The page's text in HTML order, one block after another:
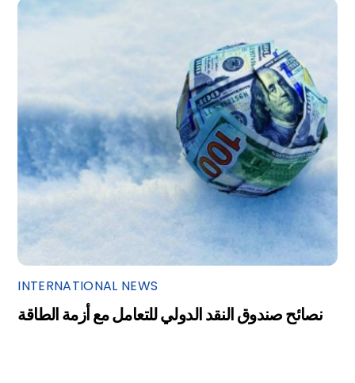
INTERNATIONAL NEWS
نصائح صندوق النقد الدولي للتعامل مع أزمة الطاقة